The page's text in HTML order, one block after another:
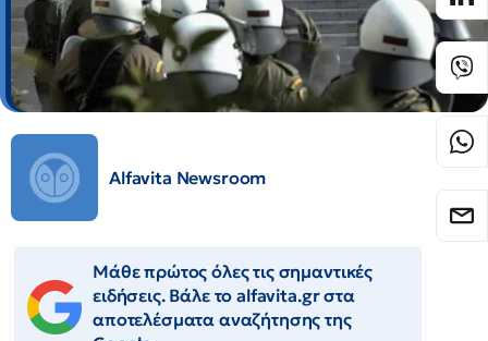
Alfavita Newsroom
Μάθε πρώτος όλες τις σημαντικές
ειδήσεις. Βάλε το alfavita.gr στα
αποτελέσματα αναζήτησης της